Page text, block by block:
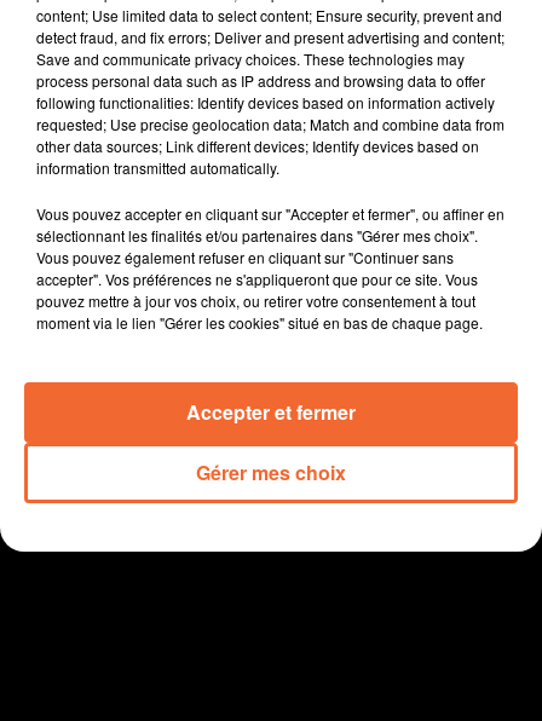
TOUS AU POSTE 19 AVRIL
content; Use limited data to select content; Ensure security, prevent and
detect fraud, and fix errors; Deliver and present advertising and content;
Save and communicate privacy choices. These technologies may
process personal data such as IP address and browsing data to offer
following functionalities: Identify devices based on information actively
requested; Use precise geolocation data; Match and combine data from
other data sources; Link different devices; Identify devices based on
information transmitted automatically.
Vous pouvez accepter en cliquant sur "Accepter et fermer", ou affiner en
sélectionnant les finalités et/ou partenaires dans "Gérer mes choix".
Vous pouvez également refuser en cliquant sur "Continuer sans
accepter". Vos préférences ne s'appliqueront que pour ce site. Vous
pouvez mettre à jour vos choix, ou retirer votre consentement à tout
moment via le lien "Gérer les cookies" situé en bas de chaque page.
Gérer mes choix
Accepter et fermer